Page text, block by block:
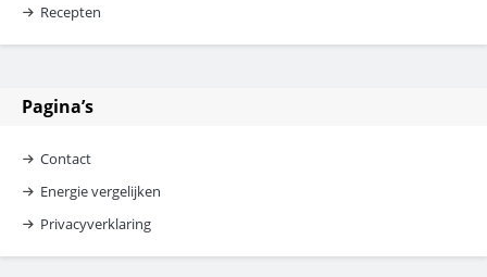
Recepten
Pagina’s
Contact
Energie vergelijken
Privacyverklaring